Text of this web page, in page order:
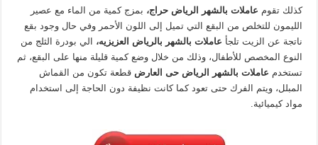
كذلك تقوم عاملات بالشهر الرياض حراج، بمزج كمية من الماء مع عصير
الليمون للتخلص من البقع التي تميل إلى اللون الأحمر وفي حال وجود بقع
ناتجة عن الزيت تلجأ عاملات بالشهر بالرياض العزيزيه، الي بودرة الثلج من
النوع المخصص للأطفال، وذلك من خلال وضع كمية قليلة منها على البقع، ثم
تستخدم عاملات بالشهر الرياض حى العارض قطعة تكون من القماش
المبلل، ويتم الفرك حتى تعود كما كانت نظيفة دون الحاجة إلى استخدام
مواد كيميائية.